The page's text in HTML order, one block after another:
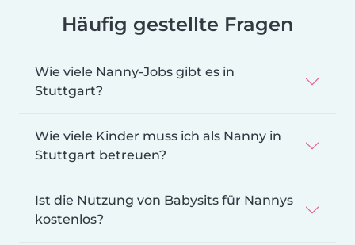
Häufig gestellte Fragen
Wie viele Nanny-Jobs gibt es in
Stuttgart?
Wie viele Kinder muss ich als Nanny in
Stuttgart betreuen?
Ist die Nutzung von Babysits für Nannys
kostenlos?